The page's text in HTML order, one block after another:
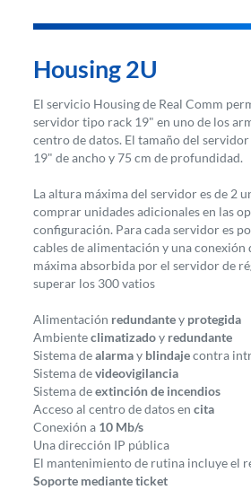
Housing 2U
El servicio Housing de Real Comm
servidor tipo rack 19" en uno de los
centro de datos. El tamaño del
19" de ancho y 75 cm de profundidad.
La altura máxima del servidor es de 2
comprar unidades adicionales en las
configuración. Para cada servidor es
cables de alimentación y una conexión
máxima absorbida por el servidor de
superar los 300 vatios
Alimentación redundantey protegida
Ambienteclimatizadoy redundante
Sistema dealarmay blindajecontra
Sistema devideovigilancia
Sistema deextinción de incendios
Acceso al centro de datos encita
Conexión a 10 Mb/s
Una dirección IP pública
El mantenimiento de rutina incluye el
Soporte mediante ticket